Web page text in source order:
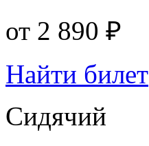
от 2 890 ₽
Найти билет
Сидячий